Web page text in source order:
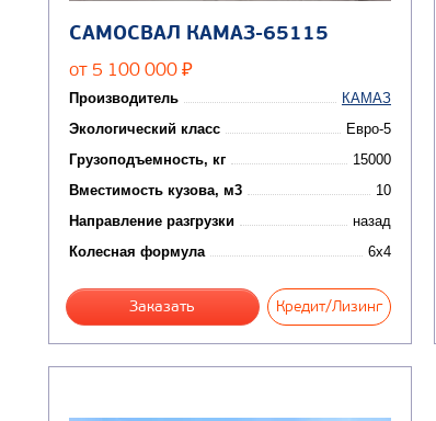
САМОСВАЛ КАМАЗ-65115
от 5 100 000 ₽
Производитель
КАМАЗ
Экологический класс
Евро-5
Грузоподъемность, кг
15000
Вместимость кузова, м3
10
Направление разгрузки
назад
Колесная формула
6x4
Заказать Кредит/Лизинг